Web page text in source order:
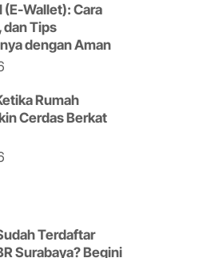
Wallet): Cara
dan Tips
dengan Aman
Rumah
Cerdas Berkat
Terdaftar
Surabaya? Begini